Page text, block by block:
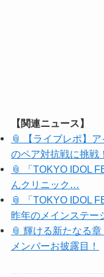
【関連ニュース】
📎 【ライブレポ】
のペア対抗戦に挑
📎 「TOKYO IDOL
んクリニック…
📎 「TOKYO IDOL
昨年のメインステー
📎 輝ける新たなる
メンバーお披露目！